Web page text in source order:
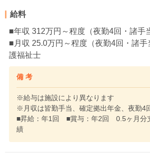
給料
■年収 312万円～程度（夜勤4回・諸手
■月収 25.0万円～程度（夜勤4回・諸
護福祉士
備 考
※給与は施設により異なります
※月収は皆勤手当、確定拠出年金、夜勤4
■昇給：年1回 ■賞与：年2回 0.5ヶ月
績